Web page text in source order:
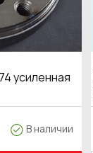
усиленная
В наличии